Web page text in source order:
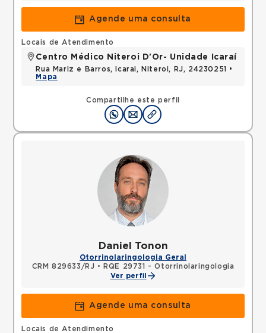
Agende uma consulta
Compartilhe este perfil
Locais de Atendimento
Centro Médico Niteroi D'Or- Unidade Icaraí
Rua Mariz e Barros, Icarai, Niteroi, RJ, 24230251 •
Mapa
Daniel Tonon
Otorrinolaringologia Geral
CRM 829633/RJ •
RQE 29731 - Otorrinolaringologia
Ver perfil
Agende uma consulta
Locais de Atendimento